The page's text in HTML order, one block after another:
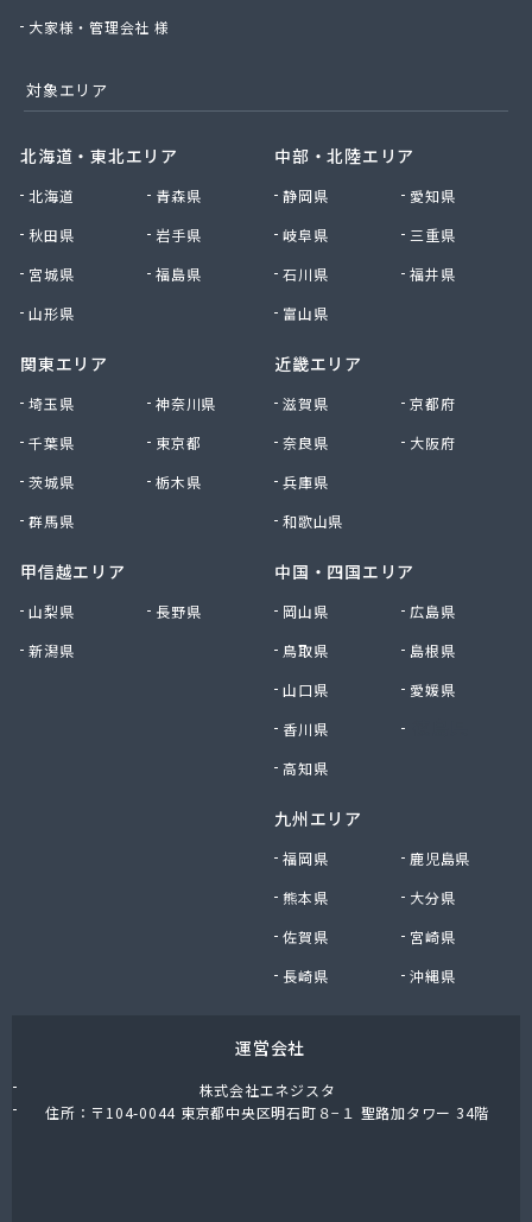
大家様・管理会社 様
対象エリア
北海道・東北エリア
北海道
青森県
秋田県
岩手県
宮城県
福島県
山形県
関東エリア
埼玉県
神奈川県
千葉県
東京都
茨城県
栃木県
群馬県
甲信越エリア
山梨県
長野県
新潟県
中部・北陸エリア
静岡県
愛知県
岐阜県
三重県
石川県
福井県
富山県
近畿エリア
滋賀県
京都府
奈良県
大阪府
兵庫県
和歌山県
中国・四国エリア
岡山県
広島県
鳥取県
島根県
山口県
愛媛県
香川県
高知県
九州エリア
福岡県
鹿児島県
熊本県
大分県
佐賀県
宮崎県
長崎県
沖縄県
運営会社
株式会社エネジスタ
住所：〒104-0044 東京都中央区明石町８−１ 聖路加タワー 34階